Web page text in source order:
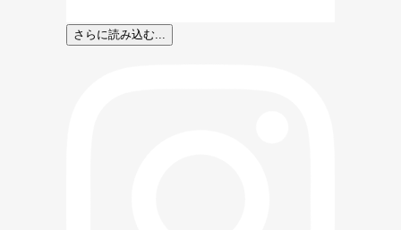
さらに読み込む...